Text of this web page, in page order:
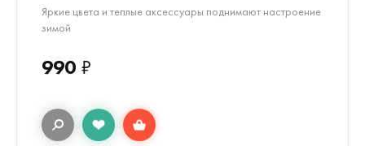
Яркие цвета и теплые аксессуары поднимают настроение
зимой
990 ₽